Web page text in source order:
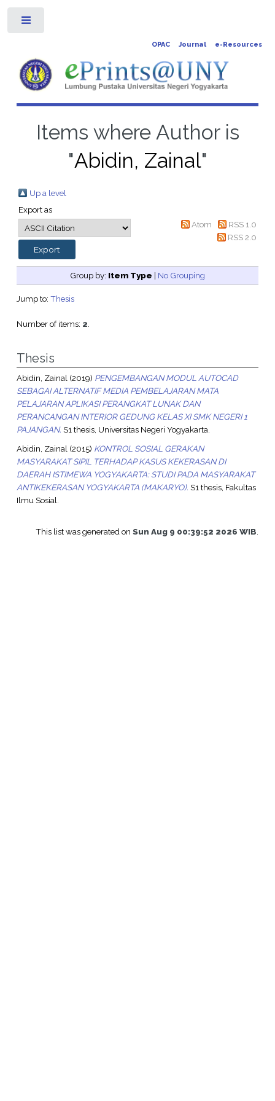
OPAC Journal e-Resources
Items where Author is
"Abidin, Zainal"
Up a level
Export as
Atom
RSS 1.0
RSS 2.0
Group by: Item Type | No Grouping
Jump to: Thesis
Number of items: 2.
Thesis
Abidin, Zainal(2019) PENGEMBANGAN MODUL AUTOCAD
SEBAGAI ALTERNATIF MEDIA PEMBELAJARAN MATA
PELAJARAN APLIKASI PERANGKAT LUNAK DAN
PERANCANGAN INTERIOR GEDUNG KELAS XI SMK NEGERI 1
PAJANGAN. S1 thesis, Universitas Negeri Yogyakarta.
Abidin, Zainal (2015) KONTROL SOSIAL GERAKAN
MASYARAKAT SIPIL TERHADAP KASUS KEKERASAN DI
DAERAH ISTIMEWA YOGYAKARTA: STUDI PADA MASYARAKAT
ANTIKEKERASAN YOGYAKARTA (MAKARYO). S1 thesis, Fakultas
Ilmu Sosial.
This list was generated onSun Aug 9 00:39:52 2026 WIB